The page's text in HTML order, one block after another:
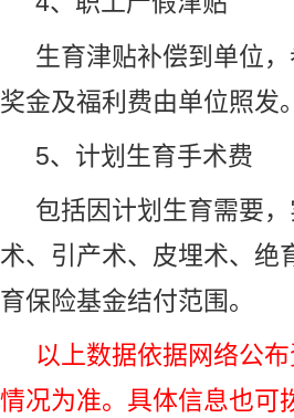
生育津贴补偿到单位
奖金及福利费由单位照发。
5、计划生育手术费
包括因计划生育需要
术、引产术、皮埋术、绝
育保险基金结付范围。
以上数据依据网络公
情况为准。具体信息也可